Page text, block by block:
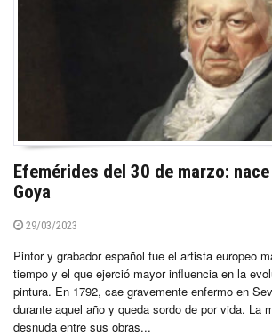
Efemérides del 30 de marzo:
Goya
29/03/2023
Pintor y grabador español fue el artista europeo
tiempo y el que ejerció mayor influencia en la
pintura. En 1792, cae gravemente enfermo en
durante aquel año y queda sordo de por vida. La
desnuda entre sus obras...